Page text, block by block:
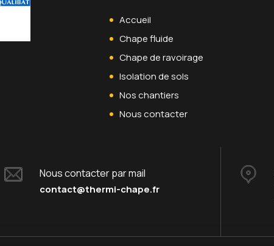
Accueil
Chape fluide
Chape de ravoirage
Isolation de sols
Nos chantiers
Nous contacter
Nous contacter par mail
contact@thermi-chape.fr